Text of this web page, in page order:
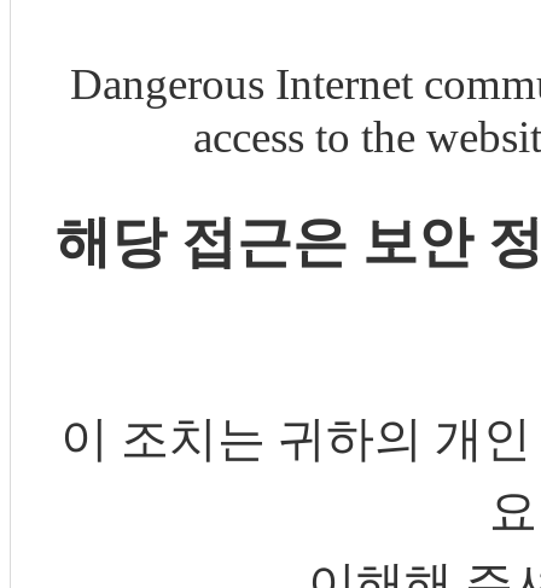
Dangerous Internet
access to the
해당 접근은 보안
이 조치는 귀하의 개